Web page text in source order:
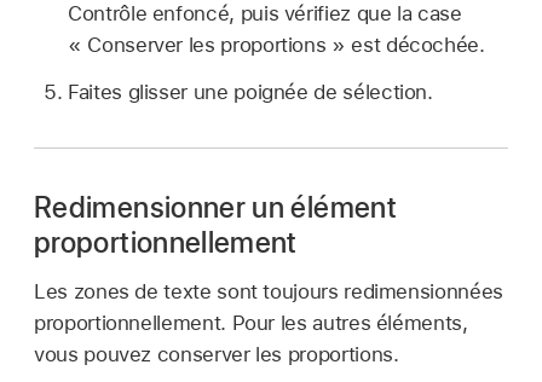
Contrôle enfoncé, puis vérifiez que la case
« Conserver les proportions » est décochée.
Faites glisser une poignée de sélection.
Redimensionner un élément
proportionnellement
Les zones de texte sont toujours redimensionnées
proportionnellement. Pour les autres éléments,
vous pouvez conserver les proportions.